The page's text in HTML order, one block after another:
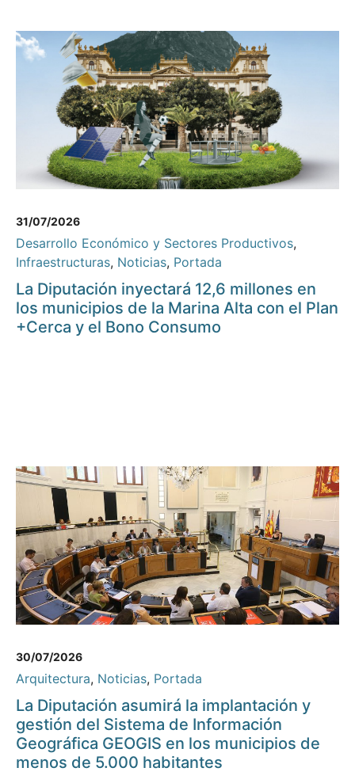
31/07/2026
Desarrollo Económico y Sectores Productivos,
Infraestructuras, Noticias, Portada
La Diputación inyectará 12,6 millones en
los municipios de la Marina Alta con el Plan
+Cerca y el Bono Consumo
30/07/2026
Arquitectura, Noticias, Portada
La Diputación asumirá la implantación y
gestión del Sistema de Información
Geográfica GEOGIS en los municipios de
menos de 5.000 habitantes